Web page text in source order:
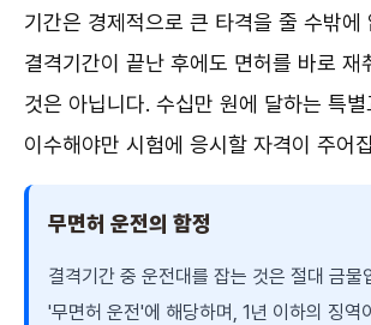
기간은 경제적으로 큰 타격을 줄 수밖에
결격기간이 끝난 후에도 면허를 바로 재
것은 아닙니다. 수십만 원에 달하는 특
이수해야만 시험에 응시할 자격이 주어
무면허 운전의 함정
결격기간 중 운전대를 잡는 것은 절대 금물
'무면허 운전'에 해당하며, 1년 이하의 징